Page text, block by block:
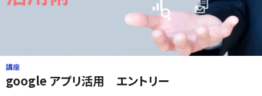
講座
google アプリ活用 エントリー